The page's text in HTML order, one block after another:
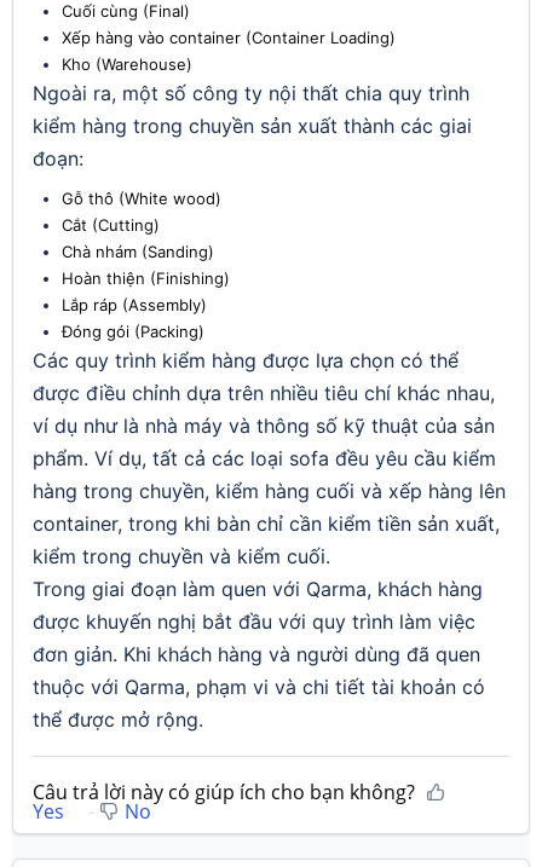
Cuối cùng (Final)
Xếp hàng vào container (Container Loading)
Kho (Warehouse)
Ngoài ra, một số công ty nội thất chia quy trình
kiểm hàng trong chuyền sản xuất thành các giai
đoạn:
Gỗ thô (White wood)
Cắt (Cutting)
Chà nhám (Sanding)
Hoàn thiện (Finishing)
Lắp ráp (Assembly)
Đóng gói (Packing)
Các quy trình kiểm hàng được lựa chọn có thể
được điều chỉnh dựa trên nhiều tiêu chí khác nhau,
ví dụ như là nhà máy và thông số kỹ thuật của sản
phẩm. Ví dụ, tất cả các loại sofa đều yêu cầu kiểm
hàng trong chuyền, kiểm hàng cuối và xếp hàng lên
container, trong khi bàn chỉ cần kiểm tiền sản xuất,
kiểm trong chuyền và kiểm cuối.
Trong giai đoạn làm quen với Qarma, khách hàng
được khuyến nghị bắt đầu với quy trình làm việc
đơn giản. Khi khách hàng và người dùng đã quen
thuộc với Qarma, phạm vi và chi tiết tài khoản có
thể được mở rộng.
Câu trả lời này có giúp ích cho bạn không?
Yes No